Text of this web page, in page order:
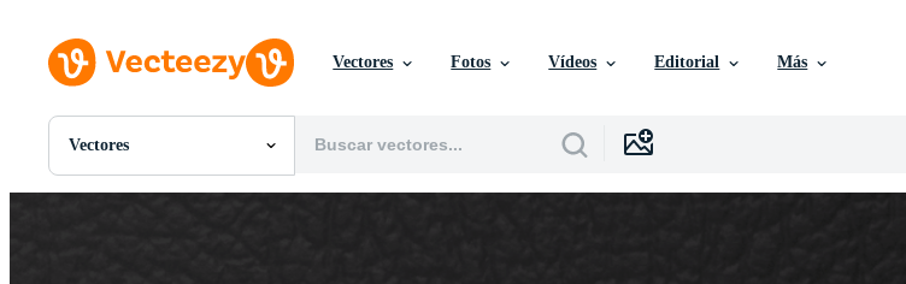
Vectores Fotos Vídeos Editorial Más
Vectores
Todas Imágenes